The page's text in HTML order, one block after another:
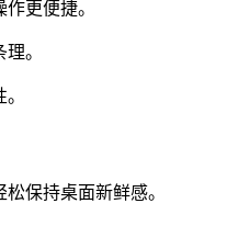
更便捷。
。
保持桌面新鲜感。